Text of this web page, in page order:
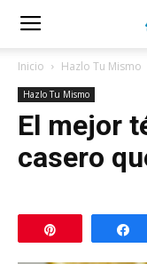
Inicio Hazlo Tu Mismo
Hazlo Tu Mismo
El mejor
casero